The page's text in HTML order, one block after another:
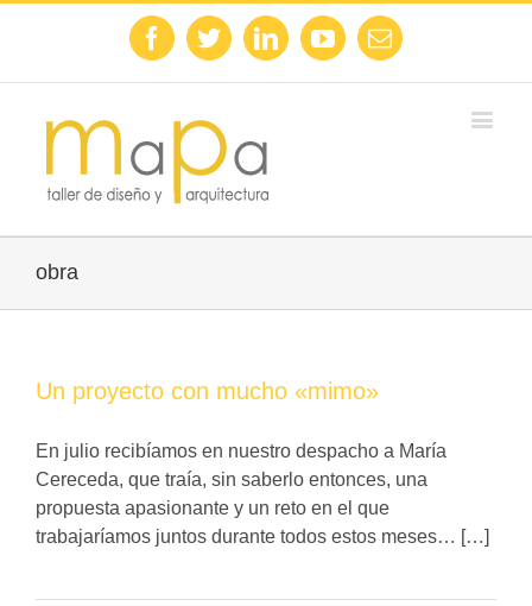
FacebookTwitterLinkedinYoutubeEmail
obra
Un proyecto con mucho «mimo»
En julio recibíamos en nuestro despacho a María
Cereceda, que traía, sin saberlo entonces, una
propuesta apasionante y un reto en el que
trabajaríamos juntos durante todos estos meses… […]